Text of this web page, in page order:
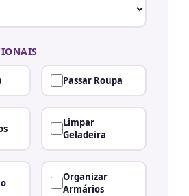
Passar Roupa
Limpar
Geladeira
Organizar
Armários